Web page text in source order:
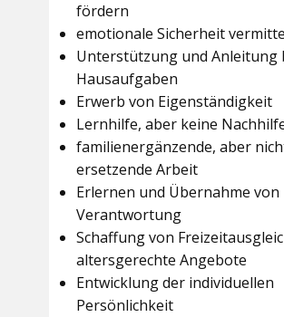
fördern
emotionale Sicherheit
Unterstützung und Anleitung
Hausaufgaben
Erwerb von Eigenständigkeit
Lernhilfe, aber keine
familienergänzende, aber
ersetzende Arbeit
Erlernen und Übernahme von
Verantwortung
Schaffung von
altersgerechte Angebote
Entwicklung der individuellen
Persönlichkeit